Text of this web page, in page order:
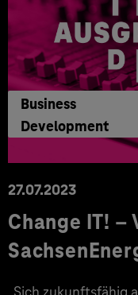
Business
Development
27.07.2023
Change IT! –